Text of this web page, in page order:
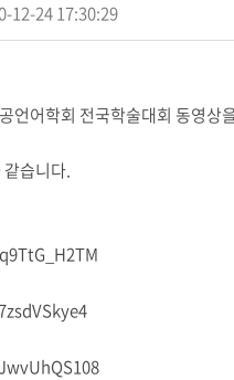
12-24 17:30:29
언어학회 전국학술대회 동영상
습니다.